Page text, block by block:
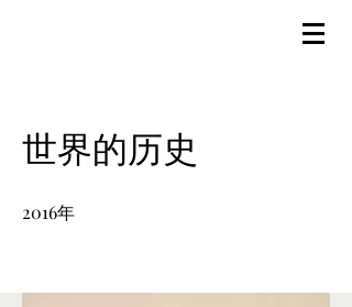
世界的历史
2016年